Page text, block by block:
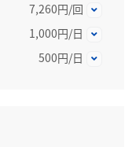
7,260円/回
1,000円/日
500円/日